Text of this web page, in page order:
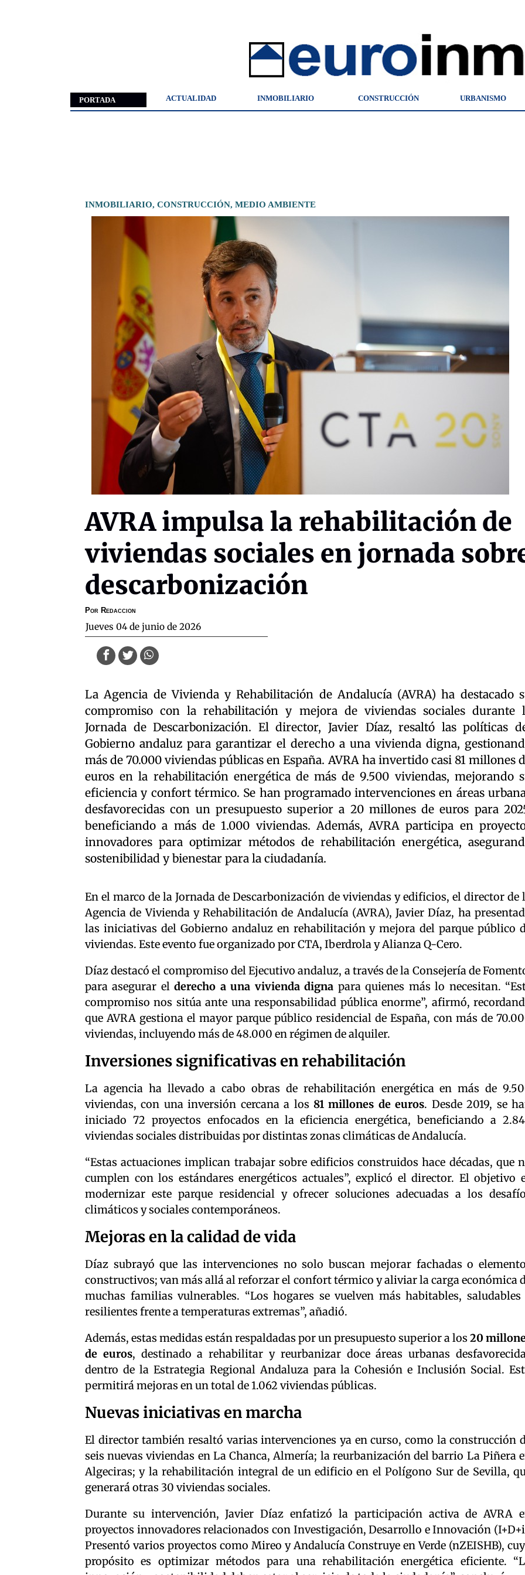
PORTADA ACTUALIDAD INMOBILIARIO CONSTRUCCIÓN URBANISMO
INMOBILIARIO, CONSTRUCCIÓN, MEDIO AMBIENTE
AVRA impulsa la rehabilitación de
viviendas sociales en jornada
descarbonización
Por Redaccion
jueves 04 de junio de 2026
La Agencia de Vivienda y Rehabilitación de Andalucía (AVRA) ha destacado
compromiso con la rehabilitación y mejora de viviendas sociales durante
Jornada de Descarbonización. El director, Javier Díaz, resaltó las políticas
Gobierno andaluz para garantizar el derecho a una vivienda digna,
más de 70.000 viviendas públicas en España. AVRA ha invertido casi 81 millones
euros en la rehabilitación energética de más de 9.500 viviendas, mejorando
eficiencia y confort térmico. Se han programado intervenciones en áreas
desfavorecidas con un presupuesto superior a 20 millones de euros para
beneficiando a más de 1.000 viviendas. Además, AVRA participa en
innovadores para optimizar métodos de rehabilitación energética,
sostenibilidad y bienestar para la ciudadanía.
En el marco de la Jornada de Descarbonización de viviendas y edificios, el director de
Agencia de Vivienda y Rehabilitación de Andalucía (AVRA), Javier Díaz, ha
las iniciativas del Gobierno andaluz en rehabilitación y mejora del parque público
viviendas. Este evento fue organizado por CTA, Iberdrola y Alianza Q-Cero.
Díaz destacó el compromiso del Ejecutivo andaluz, a través de la Consejería de
para asegurar elderecho a una vivienda digna para quienes más lo necesitan.
compromiso nos sitúa ante una responsabilidad pública enorme”, afirmó,
que AVRA gestiona el mayor parque público residencial de España, con más de
viviendas, incluyendo más de 48.000 en régimen de alquiler.
Inversiones significativas en rehabilitación
La agencia ha llevado a cabo obras de rehabilitación energética en más de
viviendas, con una inversión cercana a los 81 millones de euros. Desde 2019, se
iniciado 72 proyectos enfocados en la eficiencia energética, beneficiando a
viviendas sociales distribuidas por distintas zonas climáticas de Andalucía.
“Estas actuaciones implican trabajar sobre edificios construidos hace décadas, que
cumplen con los estándares energéticos actuales”, explicó el director. El objetivo
modernizar este parque residencial y ofrecer soluciones adecuadas a los
climáticos y sociales contemporáneos.
Mejoras en la calidad de vida
Díaz subrayó que las intervenciones no solo buscan mejorar fachadas o
constructivos; van más allá al reforzar el confort térmico y aliviar la carga económica
muchas familias vulnerables. “Los hogares se vuelven más habitables, saludables
resilientes frente a temperaturas extremas”, añadió.
Además, estas medidas están respaldadas por un presupuesto superior a los 20
de euros, destinado a rehabilitar y reurbanizar doce áreas urbanas
dentro de la Estrategia Regional Andaluza para la Cohesión e Inclusión Social.
permitirá mejoras en un total de 1.062 viviendas públicas.
Nuevas iniciativas en marcha
El director también resaltó varias intervenciones ya en curso, como la construcción
seis nuevas viviendas en La Chanca, Almería; la reurbanización del barrio La Piñera
Algeciras; y la rehabilitación integral de un edificio en el Polígono Sur de Sevilla,
generará otras 30 viviendas sociales.
Durante su intervención, Javier Díaz enfatizó la participación activa de AVRA
proyectos innovadores relacionados con Investigación, Desarrollo e Innovación
Presentó varios proyectos como Mireo y Andalucía Construye en Verde (nZEISHB),
propósito es optimizar métodos para una rehabilitación energética eficiente.